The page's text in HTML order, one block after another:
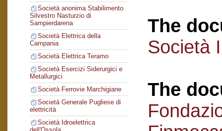
Società anonima Stabilimento
Silvestro Nasturzio di
Sampierdarena
Società Elettrica della
Campania
Società Elettrica Teramo
Società Esercizi Siderurgici e
Metallurgici
Società Ferrovie Marchigiane
Società Generale Pugliese di
elettricità
Società Idroelettrica
The
Società
The